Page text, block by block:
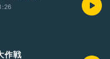
作戦